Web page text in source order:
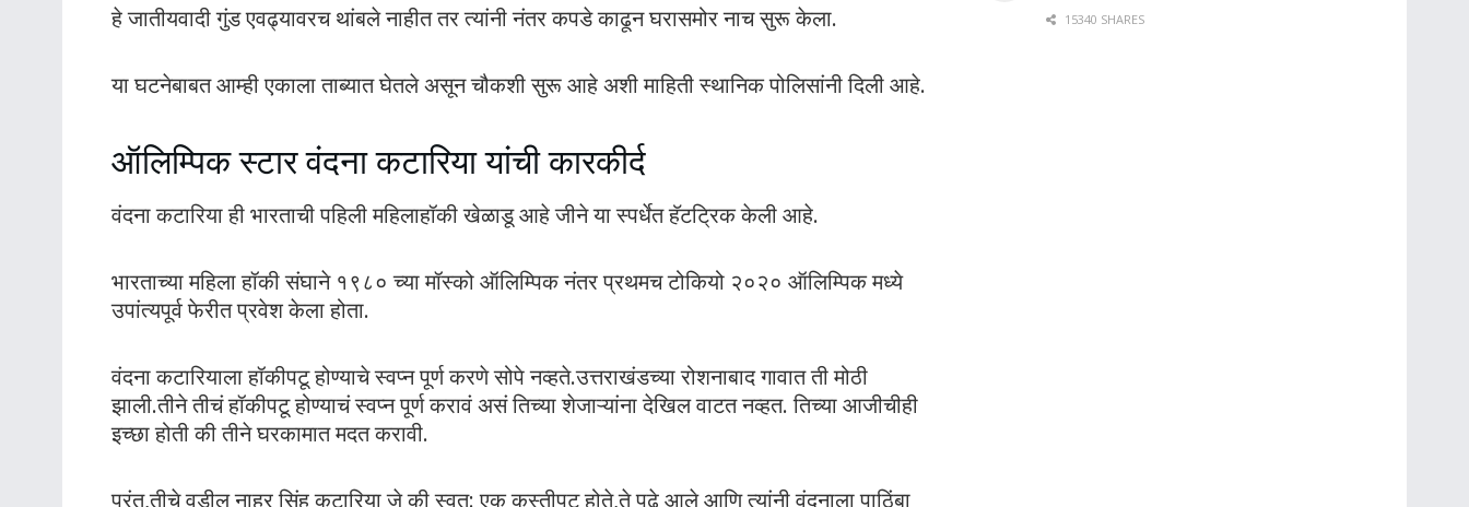
हे जातीयवादी गुंड एवढ्यावरच थांबले नाहीत तर त्यांनी नंतर कपडे काढून घरासमोर नाच सुरू केला.
या घटनेबाबत आम्ही एकाला ताब्यात घेतले असून चौकशी सुरू आहे अशी माहिती स्थानिक पोलिसांनी दिली आहे.
ऑलिम्पिक स्टार वंदना कटारिया यांची कारकीर्द
वंदना कटारिया ही भारताची पहिली महिलाहॉकी खेळाडू आहे जीने या स्पर्धेत हॅटट्रिक केली आहे.
भारताच्या महिला हॉकी संघाने १९८० च्या मॉस्को ऑलिम्पिक नंतर प्रथमच टोकियो २०२० ऑलिम्पिक मध्ये
उपांत्यपूर्व फेरीत प्रवेश केला होता.
वंदना कटारियाला हॉकीपटू होण्याचे स्वप्न पूर्ण करणे सोपे नव्हते.उत्तराखंडच्या रोशनाबाद गावात ती मोठी
झाली.तीने तीचं हॉकीपटू होण्याचं स्वप्न पूर्ण करावं असं तिच्या शेजाऱ्यांना देखिल वाटत नव्हत. तिच्या आजीचीही
इच्छा होती की तीने घरकामात मदत करावी.
परंतु,तीचे वडील नाहर सिंह कटारिया जे की स्वत: एक कुस्तीपटू होते,ते पुढे आले आणि त्यांनी वंदनाला पाठिंबा
15340 SHARES